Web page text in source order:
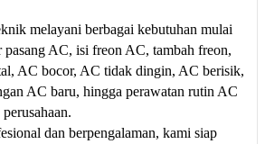
melayani berbagai kebutuhan mulai
AC, isi freon AC, tambah freon,
AC bocor, AC tidak dingin, AC berisik,
AC baru, hingga perawatan rutin AC
dan berpengalaman, kami siap